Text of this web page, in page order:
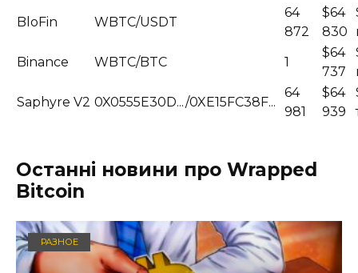
BloFin
WBTC/USDT
64
872
$64
830
Binance
WBTC/BTC 1
$64
737
Saphyre V2 0X0555E30D.../0XE15FC38F...
64
981
$64
939
Останні новини про Wrapped
Bitcoin
РАЗНОЕ